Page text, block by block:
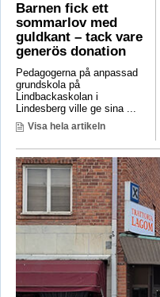
Barnen fick ett
sommarlov med
guldkant – tack vare
generös donation
Pedagogerna på anpassad
grundskola på
Lindbackaskolan i
Lindesberg ville ge sina ...
Visa hela artikeln